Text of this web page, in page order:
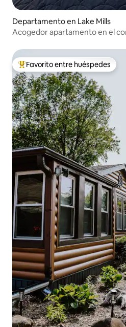
Departamento en Lake Mills
Acogedor apartamento en el
De los mejores en Favorito entre
Favorito entre huéspedes